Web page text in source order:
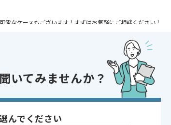
なケースもございます！まずはお気軽にご相談ください！
いてみませんか？
んでください